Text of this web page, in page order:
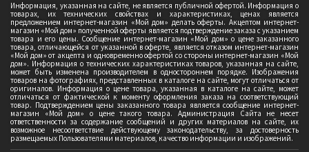
Информация, указанная на сайте, не является публичной офертой. Информация о
товарах, их технических свойствах и характеристиках, ценах является
предложением интернет-магазин «Мой дом» делать оферты. Акцептом интернет-
магазин «Мой дом» полученной оферты является подтверждение заказа с указанием
товара и его цены. Сообщение интернет-магазин «Мой дом» о цене заказанного
товара, отличающейся от указанной в оферте, является отказом интернет-магазин
«Мой дом» от акцепта и одновременно офертой со стороны интернет-магазин «Мой
дом». Информация о технических характеристиках товаров, указанная на сайте,
может быть изменена производителем в одностороннем порядке. Изображения
товаров на фотографиях, представленных в каталоге на сайте, могут отличаться от
оригиналов. Информация о цене товара, указанная в каталоге на сайте, может
отличаться от фактической к моменту оформления заказа на соответствующий
товар. Подтверждением цены заказанного товара является сообщение интернет-
магазин «Мой дом» о цене такого товара. Администрация Сайта не несет
ответственности за содержание сообщений и других материалов на сайте, их
возможное несоответствие действующему законодательству, за достоверность
размещаемых Пользователями материалов, качество информации и изображений.